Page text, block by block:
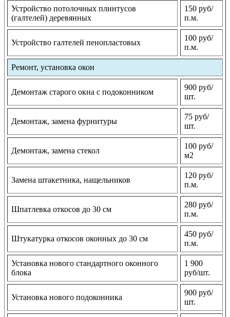
Устройство потолочных плинтусов
(галтелей) деревянных
150 руб/
п.м.
Устройство галтелей пенопластовых
100 руб/
п.м.
Ремонт, установка окон
Демонтаж старого окна с подоконником
900 руб/
шт.
Демонтаж, замена фурнитуры
75 руб/
шт.
Демонтаж, замена стекол
100 руб/
м2
Замена штакетника, нащельников
120 руб/
п.м.
Шпатлевка откосов до 30 см
280 руб/
п.м.
Штукатурка откосов оконных до 30 см
450 руб/
п.м.
Установка нового стандартного оконного
блока
1 900
руб/шт.
Установка нового подоконника
900 руб/
шт.